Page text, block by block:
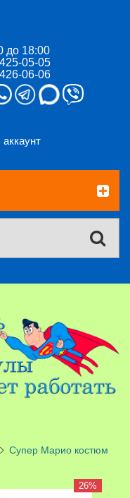
до 18:00
05-05
06-06
Супер Марио костюм
26%